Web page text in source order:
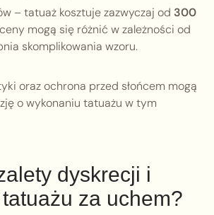
– tatuaż kosztuje zazwyczaj od 300
mogą się różnić w zależności od
skomplikowania wzoru.
oraz ochrona przed słońcem mogą
o wykonaniu tatuażu w tym
dyskrecji i
za uchem?